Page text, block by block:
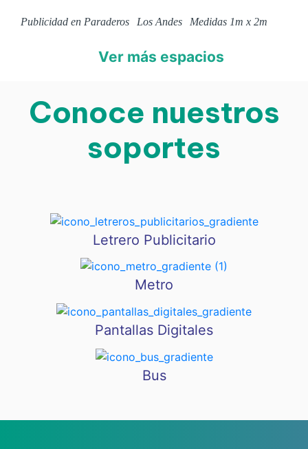
Publicidad en Paraderos Los Andes Medidas 1m x 2m
Ver más espacios
Conoce nuestros
soportes
Letrero Publicitario
Metro
Pantallas Digitales
Bus